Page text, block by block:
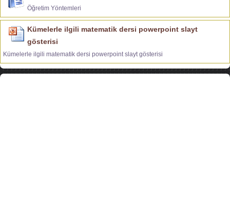
Öğretim Yöntemleri
Kümelerle ilgili matematik dersi powerpoint slayt
gösterisi
Kümelerle ilgili matematik dersi powerpoint slayt gösterisi